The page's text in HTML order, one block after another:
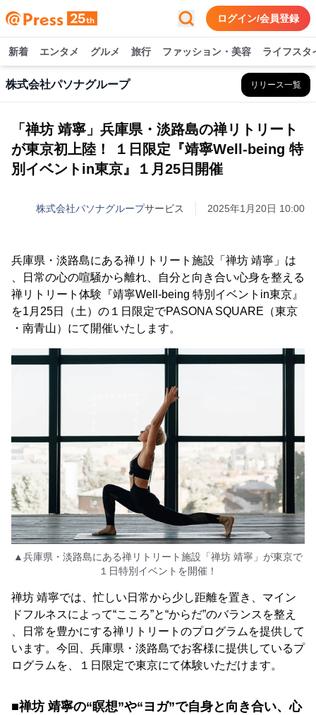
ログイン/会員登録
新着 エンタメ グルメ 旅行 ファッション・美容 ライフスタ
株式会社パソナグループ リリース一覧
「禅坊 靖寧」兵庫県・淡路島の禅リトリート
が東京初上陸！ １日限定『靖寧Well-being 特
別イベントin東京』１月25日開催
株式会社パソナグループサービス 2025年1月20日 10:00
兵庫県・淡路島にある禅リトリート施設「禅坊 靖寧」は
、日常の心の喧騒から離れ、自分と向き合い心身を整える
禅リトリート体験『靖寧Well-being 特別イベントin東京』
を1月25日（土）の１日限定でPASONA SQUARE（東京
・南青山）にて開催いたします。
▲兵庫県・淡路島にある禅リトリート施設「禅坊 靖寧」が東京で
１日特別イベントを開催！
禅坊 靖寧では、忙しい日常から少し距離を置き、マイン
ドフルネスによって“こころ”と“からだ”のバランスを整え
、日常を豊かにする禅リトリートのプログラムを提供して
います。今回、兵庫県・淡路島でお客様に提供しているプ
ログラムを、１日限定で東京にて体験いただけます。
■禅坊 靖寧の“瞑想”や“ヨガ”で自身と向き合い、心